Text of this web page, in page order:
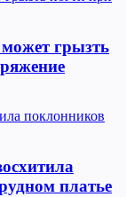
грызть
платье